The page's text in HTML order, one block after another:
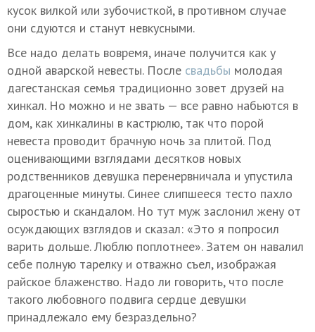
кусок вилкой или зубочисткой, в противном случае
они сдуются и станут невкусными.
Все надо делать вовремя, иначе получится как у
одной аварской невесты. После свадьбы молодая
дагестанская семья традиционно зовет друзей на
хинкал. Но можно и не звать — все равно набьются в
дом, как хинкалины в кастрюлю, так что порой
невеста проводит брачную ночь за плитой. Под
оценивающими взглядами десятков новых
родственников девушка перенервничала и упустила
драгоценные минуты. Синее слипшееся тесто пахло
сыростью и скандалом. Но тут муж заслонил жену от
осуждающих взглядов и сказал: «Это я попросил
варить дольше. Люблю поплотнее». Затем он навалил
себе полную тарелку и отважно съел, изображая
райское блаженство. Надо ли говорить, что после
такого любовного подвига сердце девушки
принадлежало ему безраздельно?